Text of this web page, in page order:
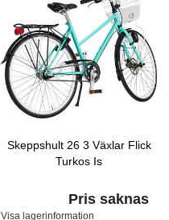
Skeppshult 26 3 Växlar Flick
Turkos Is
Pris saknas
Visa lagerinformation